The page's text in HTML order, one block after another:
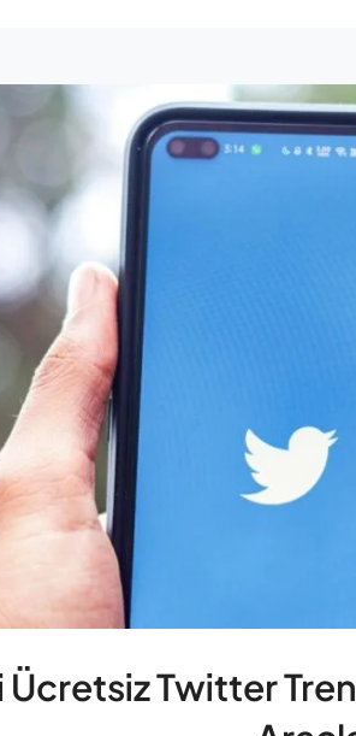
Ücretsiz Twitter